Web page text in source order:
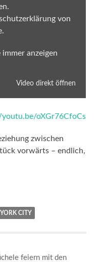
von
.
immer anzeigen
Video direkt öffnen
oXGr76CfoCs
zwischen
vorwärts – endlich,
CITY
feiern mit den